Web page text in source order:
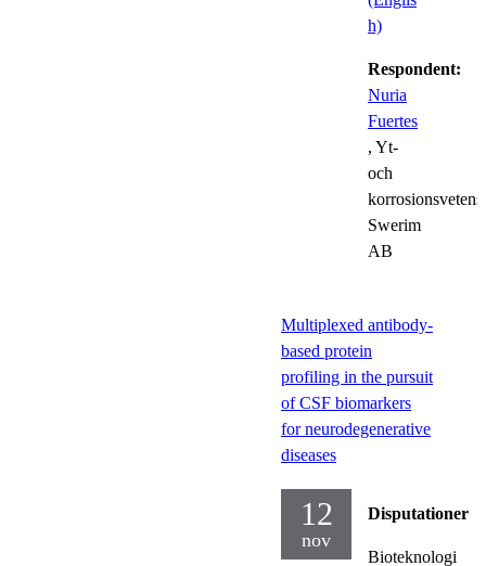
h)
Respondent:
Nuria
Fuertes
, Yt-
och
Swerim
AB
Multiplexed antibody-
based protein
profiling in the pursuit
of CSF biomarkers
for neurodegenerative
diseases
12
nov
Disputationer
Bioteknologi